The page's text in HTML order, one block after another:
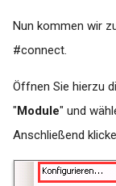
Nun kommen wir
#connect.
Öffnen Sie hierzu
"Module" und
Anschließend